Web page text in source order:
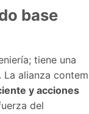
base
tiene una
alianza
y acciones
del